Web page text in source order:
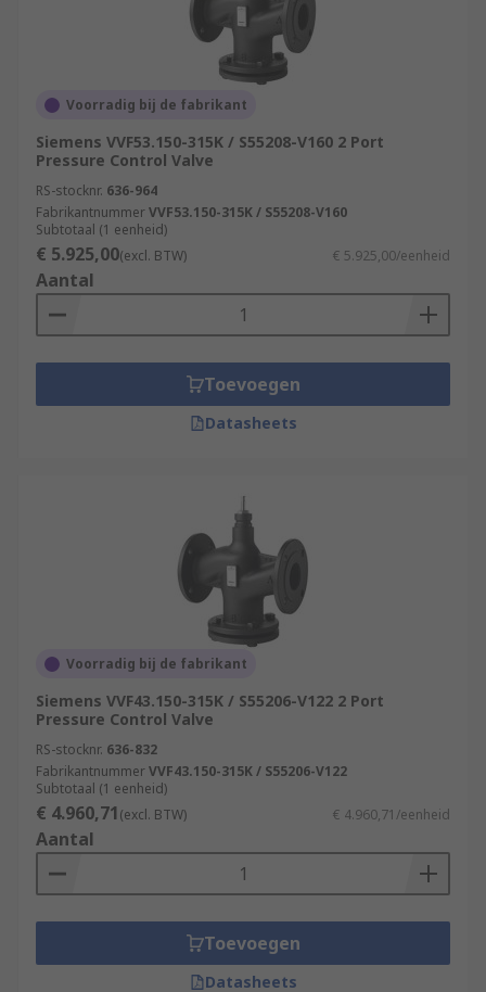
Voorradig bij de fabrikant
Siemens VVF53.150-315K / S55208-V160 2 Port
Pressure Control Valve
RS-stocknr. 636-964
FabrikantnummerVVF53.150-315K / S55208-V160
Subtotaal (1 eenheid)
€ 5.925,00(excl. BTW) € 5.925,00/eenheid
Aantal
Toevoegen
Datasheets
Voorradig bij de fabrikant
Siemens VVF43.150-315K / S55206-V122 2 Port
Pressure Control Valve
RS-stocknr. 636-832
FabrikantnummerVVF43.150-315K / S55206-V122
Subtotaal (1 eenheid)
€ 4.960,71(excl. BTW) € 4.960,71/eenheid
Aantal
Toevoegen
Datasheets